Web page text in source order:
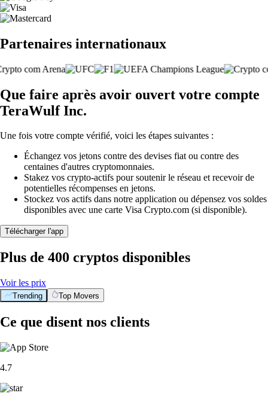
Partenaires internationaux
Que faire après avoir ouvert votre compte
TeraWulf Inc.
Une fois votre compte vérifié, voici les étapes suivantes :
Échangez vos jetons contre des devises fiat ou contre des
centaines d'autres cryptomonnaies.
Stakez vos crypto-actifs pour soutenir le réseau et recevoir de
potentielles récompenses en jetons.
Stockez vos actifs dans notre application ou dépensez vos soldes
disponibles avec une carte Visa Crypto.com (si disponible).
Télécharger l'app
Plus de 400 cryptos disponibles
Voir les prix
Trending Top Movers
Ce que disent nos clients
4.7